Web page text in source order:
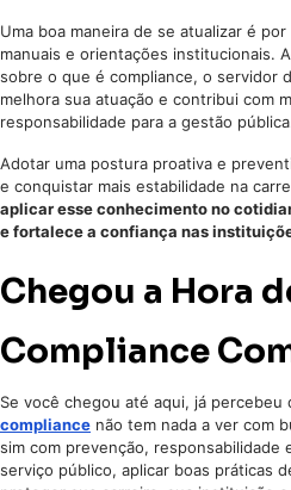
Uma boa maneira de se atualizar é
manuais e orientações institucionais.
sobre o que é compliance, o servidor
melhora sua atuação e contribui com
responsabilidade para a gestão
Adotar uma postura proativa e
e conquistar mais estabilidade na
aplicar esse conhecimento no
e fortalece a confiança nas
Chegou a Hora
Compliance
Se você chegou até aqui, já percebeu
compliance não tem nada a ver com
sim com prevenção, responsabilidade
serviço público, aplicar boas práticas